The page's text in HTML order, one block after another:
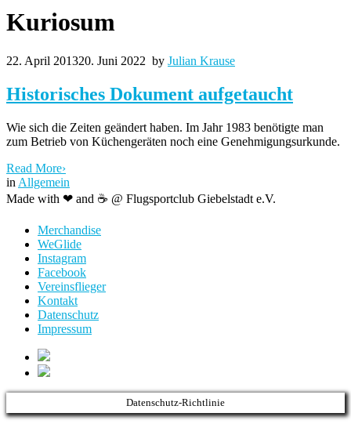
Kuriosum
22. April 201320. Juni 2022 by Julian Krause
Historisches Dokument aufgetaucht
Wie sich die Zeiten geändert haben. Im Jahr 1983 benötigte man
zum Betrieb von Küchengeräten noch eine Genehmigungsurkunde.
Read More›
in Allgemein
Made with ❤ and ☕️ @ Flugsportclub Giebelstadt e.V.
Merchandise
WeGlide
Instagram
Facebook
Vereinsflieger
Kontakt
Datenschutz
Impressum
Datenschutz-Richtlinie